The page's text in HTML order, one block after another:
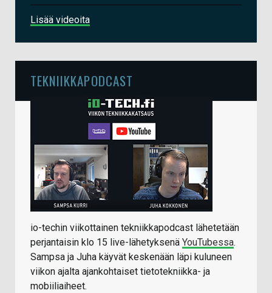
Lisää videoita
TEKNIIKKAPODCAST
io-techin viikottainen tekniikkapodcast lähetetään
perjantaisin klo 15 live-lähetyksenä YouTubessa.
Sampsa ja Juha käyvät keskenään läpi kuluneen
viikon ajalta ajankohtaiset tietotekniikka- ja
mobiiliaiheet.